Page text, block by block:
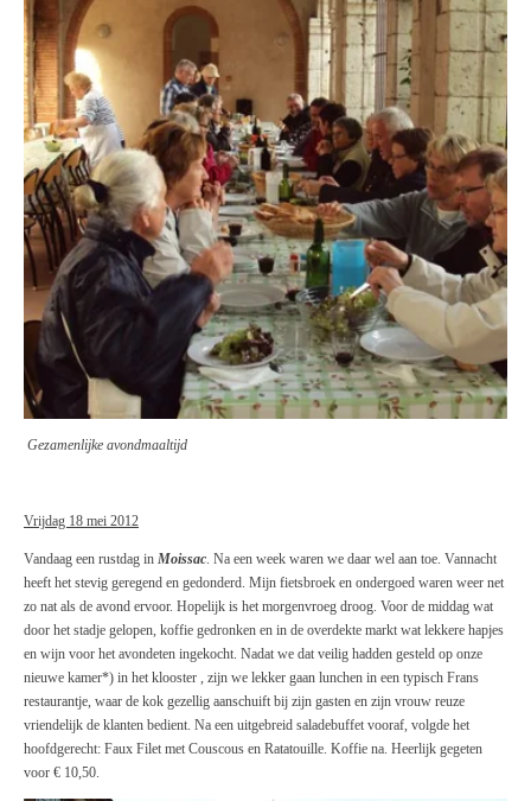
Gezamenlijke avondmaaltijd
Vrijdag 18 mei 2012
Vandaag een rustdag in Moissac. Na een week waren we daar wel aan toe. Vannacht
heeft het stevig geregend en gedonderd. Mijn fietsbroek en ondergoed waren weer net
zo nat als de avond ervoor. Hopelijk is het morgenvroeg droog. Voor de middag wat
door het stadje gelopen, koffie gedronken en in de overdekte markt wat lekkere hapjes
en wijn voor het avondeten ingekocht. Nadat we dat veilig hadden gesteld op onze
nieuwe kamer*) in het klooster , zijn we lekker gaan lunchen in een typisch Frans
restaurantje, waar de kok gezellig aanschuift bij zijn gasten en zijn vrouw reuze
vriendelijk de klanten bedient. Na een uitgebreid saladebuffet vooraf, volgde het
hoofdgerecht: Faux Filet met Couscous en Ratatouille. Koffie na. Heerlijk gegeten
voor € 10,50.